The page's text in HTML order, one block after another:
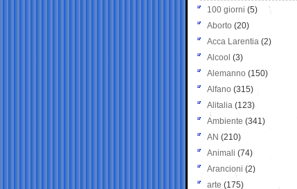
100 giorni (5)
Aborto (20)
Acca Larentia (2)
Alcool (3)
Alemanno (150)
Alfano (315)
Alitalia (123)
Ambiente (341)
AN (210)
Animali (74)
Arancioni (2)
arte (175)